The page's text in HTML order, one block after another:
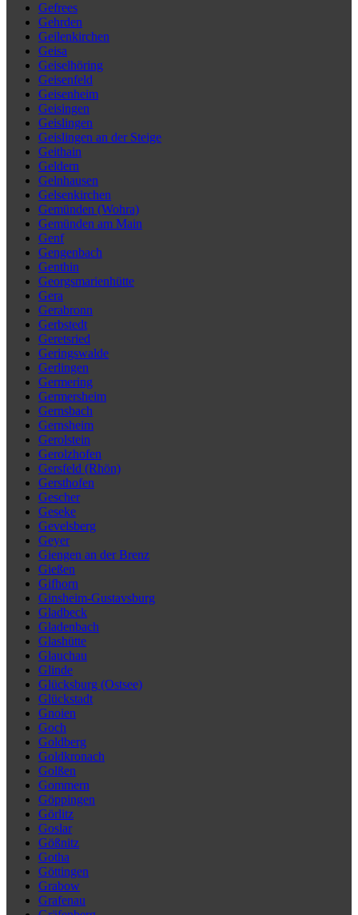
Gefrees
Gehrden
Geilenkirchen
Geisa
Geiselhöring
Geisenfeld
Geisenheim
Geisingen
Geislingen
Geislingen an der Steige
Geithain
Geldern
Gelnhausen
Gelsenkirchen
Gemünden (Wohra)
Gemünden am Main
Genf
Gengenbach
Genthin
Georgsmarienhütte
Gera
Gerabronn
Gerbstedt
Geretsried
Geringswalde
Gerlingen
Germering
Germersheim
Gernsbach
Gernsheim
Gerolstein
Gerolzhofen
Gersfeld (Rhön)
Gersthofen
Gescher
Geseke
Gevelsberg
Geyer
Giengen an der Brenz
Gießen
Gifhorn
Ginsheim-Gustavsburg
Gladbeck
Gladenbach
Glashütte
Glauchau
Glinde
Glücksburg (Ostsee)
Glückstadt
Gnoien
Goch
Goldberg
Goldkronach
Golßen
Gommern
Göppingen
Görlitz
Goslar
Gößnitz
Gotha
Göttingen
Grabow
Grafenau